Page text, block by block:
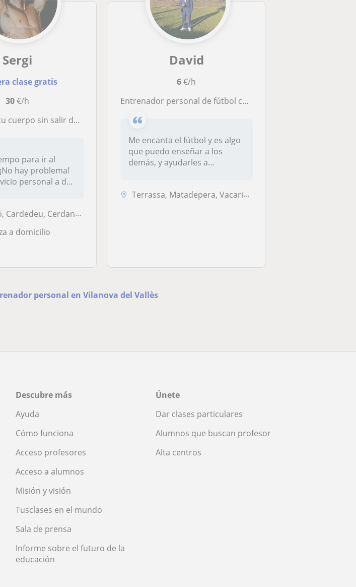
Sergi
clase gratis
30€/h
de casa: ¡Tu entrenador personal va a ti!
para ir al
hay problema!
personal a d...
Bellaterra, La Roca del Vallès, Sant Cu...
a domicilio
David
6€/h
Entrenador personal de fútbol con mucha experiencia en el deporte
Me encanta el fútbol y es algo
que puedo enseñar a los
demás, y ayudarles a
Terrassa, Matadepera, Vacarisses, Viladecavalls
personal en Vilanova del Vallès
Descubre más
Ayuda
Cómo funciona
Acceso profesores
Acceso a alumnos
Misión y visión
Tusclases en el mundo
Sala de prensa
Informe sobre el futuro de la
educación
Únete
Dar clases particulares
Alumnos que buscan profesor
Alta centros